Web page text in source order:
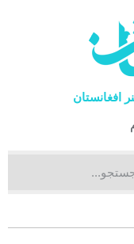
افغانستان